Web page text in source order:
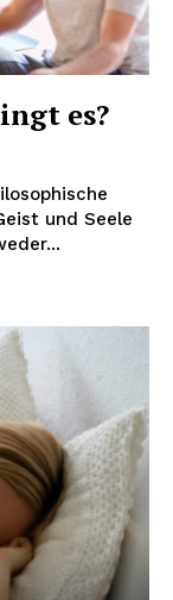
es?
und Seele